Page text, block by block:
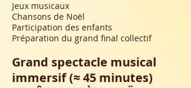
Jeux musicaux
Chansons de Noël
Participation des enfants
Préparation du grand final collectif
Grand spectacle musical
immersif (≈ 45 minutes)